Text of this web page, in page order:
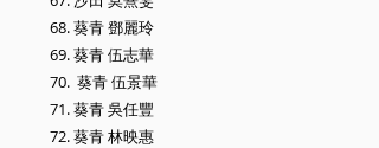
68. 葵青 鄧麗玲
69. 葵青 伍志華
70. 葵青 伍景華
71. 葵青 吳任豐
72. 葵青 林映惠